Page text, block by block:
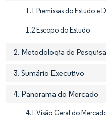
1.1 Premissas do Estudo e
1.2 Escopo do Estudo
2. Metodologia de Pesquisa
3. Sumário Executivo
4. Panorama do Mercado
4.1 Visão Geral do